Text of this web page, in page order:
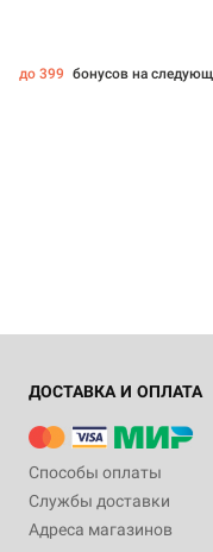
до 399 бонусов на
ДОСТАВКА И ОПЛАТА
Способы оплаты
Службы доставки
Адреса магазинов